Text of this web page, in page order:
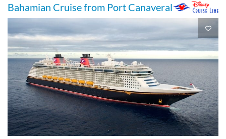
Bahamian Cruise from Port Canaveral